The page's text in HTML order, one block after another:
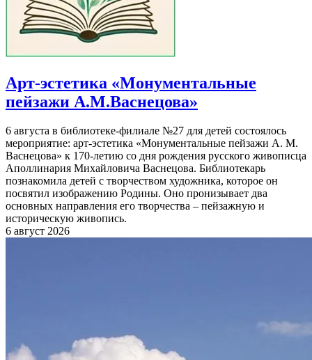
Арт-эстетика «Монументальные
пейзажи А.М.Васнецова»
6 августа в библиотеке-филиале №27 для детей состоялось
мероприятие: арт-эстетика «Монументальные пейзажи А. М.
Васнецова» к 170-летию со дня рождения русского живописца
Аполлинария Михайловича Васнецова. Библиотекарь
познакомила детей с творчеством художника, которое он
посвятил изображению Родины. Оно пронизывает два
основных направления его творчества – пейзажную и
историческую живопись.
6 август 2026